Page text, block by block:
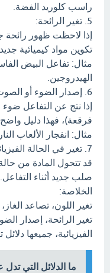
راسب كلوريد الفضة.
5. تغير الرائحة:
إذا لاحظت ظهور رائحة
تكوين مواد كيميائية
مثال: تفاعل البيض
الهيدروجين.
6. إصدار الضوء أو الصوت:
إذا نتج عن التفاعل
فرقعة)، فهذا دليل
مثال: انفجار الألعاب
7. تغير في الحالة الفيزيائية:
قد تتحول المادة من
صلب جديد أثناء التفاعل.
الخلاصة:
تغير اللون، تصاعد
تغير الرائحة، إصدار
الفيزيائية، جميعها
ما الدلائل التي